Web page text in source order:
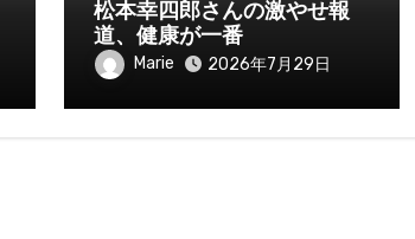
松本幸四郎さんの激やせ報
道、健康が一番
Marie 2026年7月29日